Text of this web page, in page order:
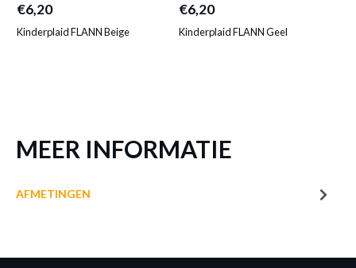
€6,20
Kinderplaid FLANN Beige
€6,20
Kinderplaid FLANN Geel
MEER INFORMATIE
AFMETINGEN
€ 6,20